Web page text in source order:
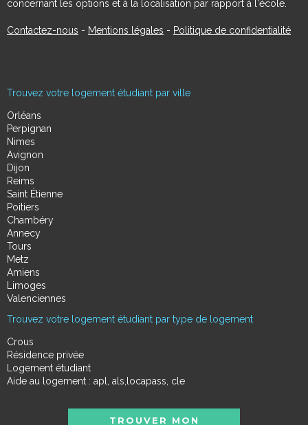
concernant les options et à la localisation par rapport à l'école.
Contactez-nous - Mentions légales - Politique de confidentialité
Trouvez votre logement étudiant par ville
Orléans
Perpignan
Nimes
Avignon
Dijon
Reims
Saint Étienne
Poitiers
Chambéry
Annecy
Tours
Metz
Amiens
Limoges
Valenciennes
Trouvez votre logement étudiant par type de logement
Crous
Résidence privée
Logement étudiant
Aide au logement : apl, als,locapass, cle
TROUVER MON